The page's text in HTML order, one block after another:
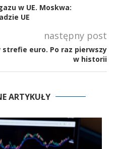
w UE. Moskwa:
UE
następny post
euro. Po raz pierwszy
w historii
ARTYKUŁY